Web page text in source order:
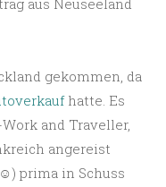
aus Neuseeland
gekommen, da
hatte. Es
and Traveller,
angereist
prima in Schuss